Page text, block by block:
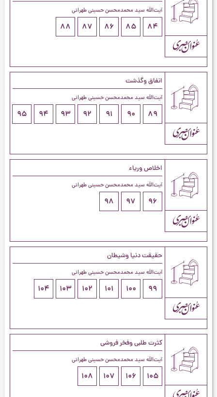
آیت‌اللَه سید محمدمحسن حسینی طهرانی
84
85
86
87
88
انفاق وگذشت
آیت‌اللَه سید محمدمحسن حسینی طهرانی
89
90
91
92
93
94
95
اخلاص وریاء
آیت‌اللَه سید محمدمحسن حسینی طهرانی
96
97
98
حقیقت دنیا وشیطان
آیت‌اللَه سید محمدمحسن حسینی طهرانی
99
100
101
102
103
104
کثرت طلبی وفخر فروشی
آیت‌اللَه سید محمدمحسن حسینی طهرانی
105
106
107
108